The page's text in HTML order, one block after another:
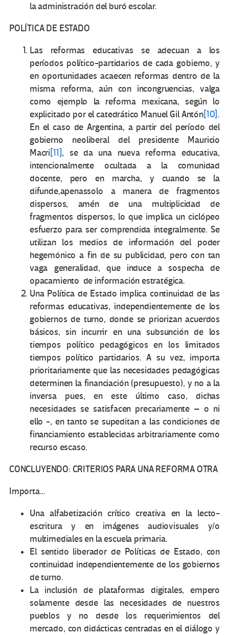
la administración del buró escolar.
POLÍTICA DE ESTADO
Las reformas educativas se adecuan a los
períodos político-partidarios de cada gobierno, y
en oportunidades acaecen reformas dentro de la
misma reforma, aún con incongruencias, valga
como ejemplo la reforma mexicana, según lo
explicitado por el catedrático Manuel Gil Antón[10].
En el caso de Argentina, a partir del período del
gobierno neoliberal del presidente Mauricio
Macri[11], se da una nueva reforma educativa,
intencionalmente ocultada a la comunidad
docente, pero en marcha, y cuando se la
difunde,apenassolo a manera de fragmentos
dispersos, amén de una multiplicidad de
fragmentos dispersos, lo que implica un ciclópeo
esfuerzo para ser comprendida integralmente. Se
utilizan los medios de información del poder
hegemónico a fin de su publicidad, pero con tan
vaga generalidad, que induce a sospecha de
opacamiento de información estratégica.
Una Política de Estado implica continuidad de las
reformas educativas, independientemente de los
gobiernos de turno, donde se priorizan acuerdos
básicos, sin incurrir en una subsunción de los
tiempos político pedagógicos en los limitados
tiempos político partidarios. A su vez, importa
prioritariamente que las necesidades pedagógicas
determinen la financiación (presupuesto), y no a la
inversa pues, en este último caso, dichas
necesidades se satisfacen precariamente – o ni
ello -, en tanto se supeditan a las condiciones de
financiamiento establecidas arbitrariamente como
recurso escaso.
CONCLUYENDO: CRITERIOS PARA UNA REFORMA OTRA
Importa…
Una alfabetización crítico creativa en la lecto-
escritura y en imágenes audiovisuales y/o
multimediales en la escuela primaria.
El sentido liberador de Políticas de Estado, con
continuidad independientemente de los gobiernos
de turno.
La inclusión de plataformas digitales, empero
solamente desde las necesidades de nuestros
pueblos y no desde los requerimientos del
mercado, con didácticas centradas en el diálogo y